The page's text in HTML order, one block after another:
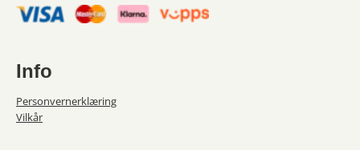
produktsiden
Info
Personvernerklæring
Vilkår